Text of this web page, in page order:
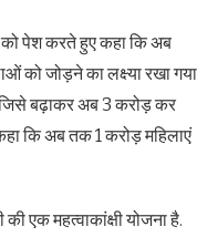
को पेश करते हुए कहा कि अब
को जोड़ने का लक्ष्या रखा गया
बढ़ाकर अब 3 करोड़ कर
कहा कि अब तक 1 करोड़ महिलाएं
एक महत्वाकांक्षी योजना है.